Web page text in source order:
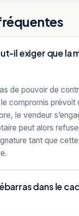
il exiger que la
de pouvoir de
compromis prévoit
le vendeur
peut alors
tant que
dans le